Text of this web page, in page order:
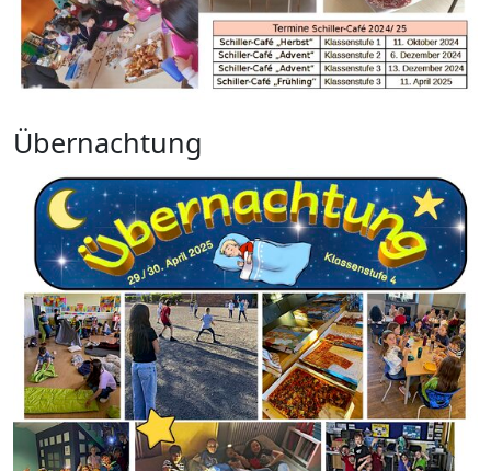
Übernachtung